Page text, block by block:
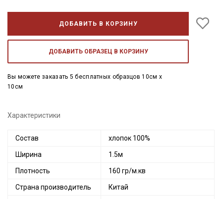
ДОБАВИТЬ В КОРЗИНУ
ДОБАВИТЬ ОБРАЗЕЦ В КОРЗИНУ
Вы можете заказать 5 бесплатных образцов 10см x
10см
Характеристики
Состав хлопок 100%
Ширина 1.5м
Плотность 160 гр/м.кв
Страна производитель Китай